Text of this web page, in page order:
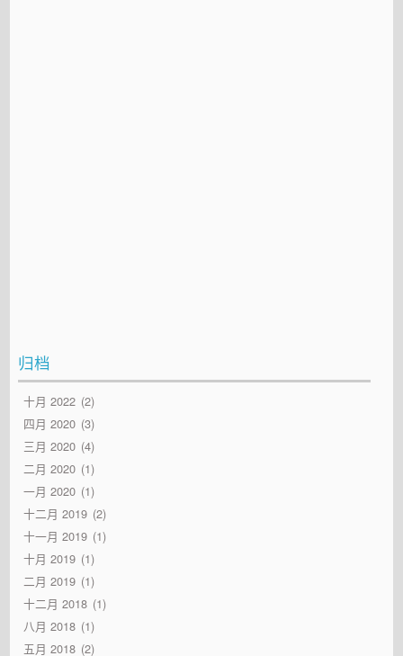
归档
十月 2022 2
四月 2020 3
三月 2020 4
二月 2020 1
一月 2020 1
十二月 2019 2
十一月 2019 1
十月 2019 1
二月 2019 1
十二月 2018 1
八月 2018 1
五月 2018 2